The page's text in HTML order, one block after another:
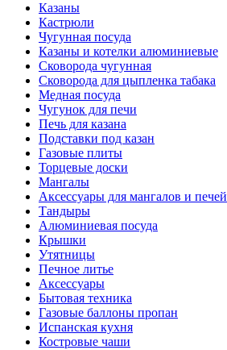
Казаны
Кастрюли
Чугунная посуда
Казаны и котелки алюминиевые
Сковорода чугунная
Сковорода для цыпленка табака
Медная посуда
Чугунок для печи
Печь для казана
Подставки под казан
Газовые плиты
Торцевые доски
Мангалы
Аксессуары для мангалов и печей
Тандыры
Алюминиевая посуда
Крышки
Утятницы
Печное литье
Аксессуары
Бытовая техника
Газовые баллоны пропан
Испанская кухня
Костровые чаши